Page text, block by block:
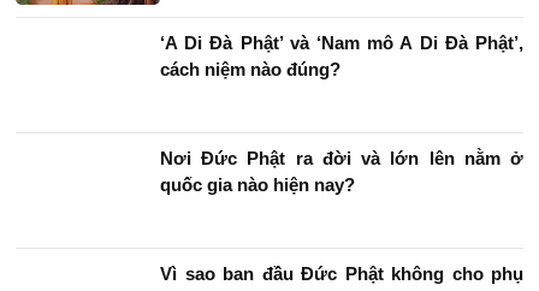
‘A Di Đà Phật’ và ‘Nam mô A Di Đà Phật’,
cách niệm nào đúng?
Nơi Đức Phật ra đời và lớn lên nằm ở
quốc gia nào hiện nay?
Vì sao ban đầu Đức Phật không cho phụ